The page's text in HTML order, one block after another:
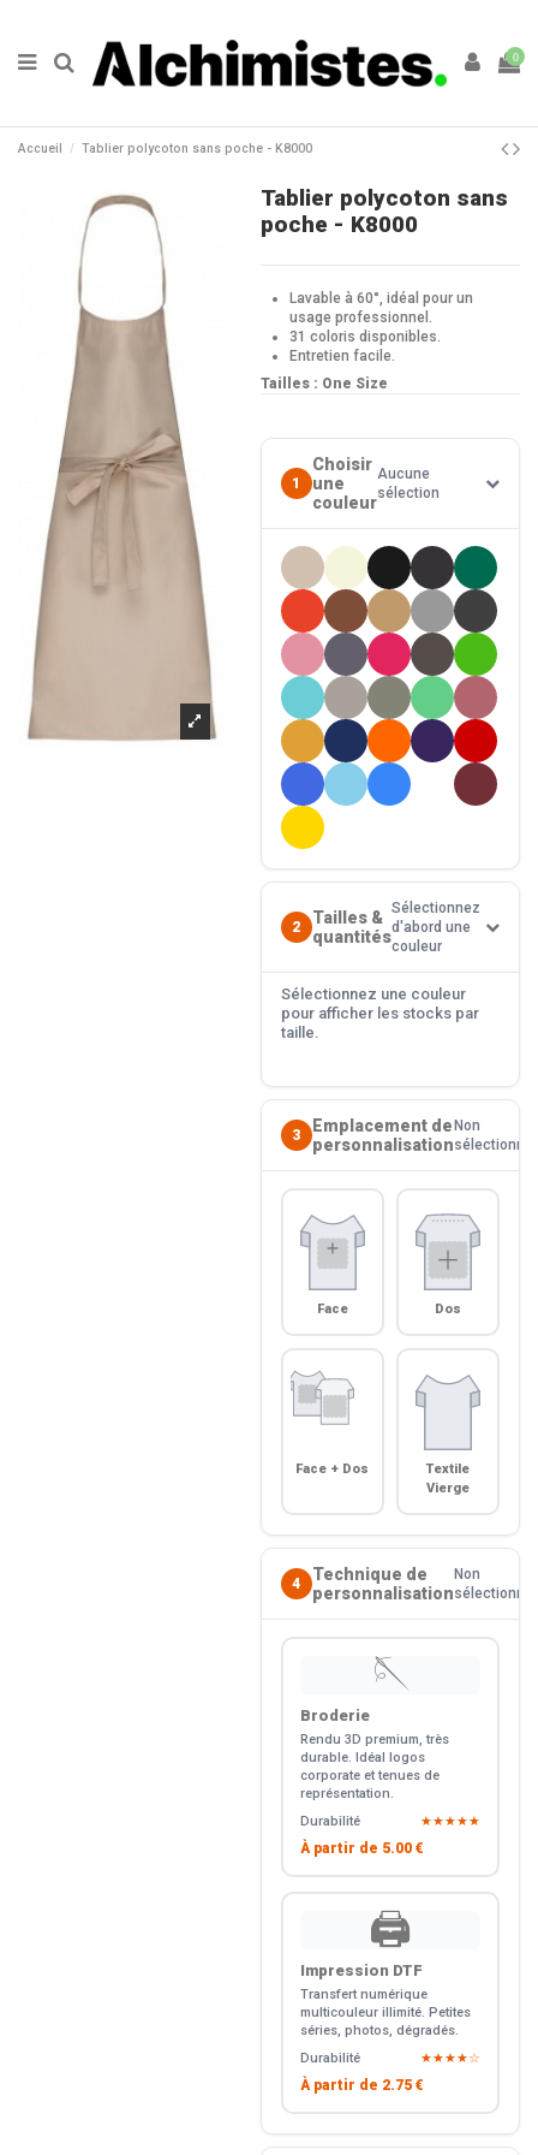
0
Accueil Tablier polycoton sans poche - K8000
Tablier polycoton sans
poche - K8000
Lavable à 60°, idéal pour un
usage professionnel.
31 coloris disponibles.
Entretien facile.
Tailles : One Size
1
Choisir
une
couleur
Aucune
sélection
2
Tailles &
quantités
Sélectionnez
d'abord une
couleur
Sélectionnez une couleur
pour afficher les stocks par
taille.
3
Emplacement de
personnalisation
Non
sélectionné
Face Dos
Face + Dos
Textile
Vierge
4
Technique de
personnalisation
Non
sélectionné
🪡
Broderie
Rendu 3D premium, très
durable. Idéal logos
corporate et tenues de
représentation.
Durabilité
★★★★★
À partir de 5.00 €
🖨️
Impression DTF
Transfert numérique
multicouleur illimité. Petites
séries, photos, dégradés.
Durabilité
★★★★☆
À partir de 2.75 €